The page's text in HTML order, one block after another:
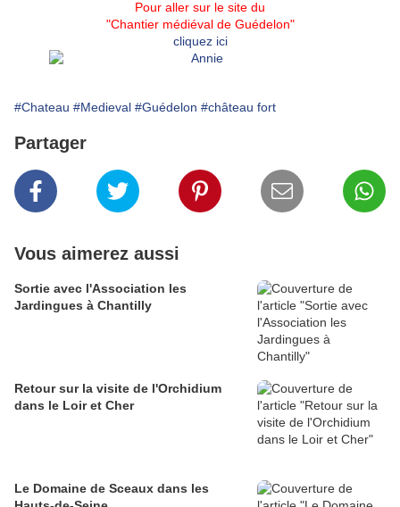
Pour aller sur le site du
"Chantier médiéval de Guédelon"
cliquez ici
#Chateau #Medieval #Guédelon #château fort
Partager
Vous aimerez aussi
Sortie avec l'Association les
Jardingues à Chantilly
Retour sur la visite de l'Orchidium
dans le Loir et Cher
Le Domaine de Sceaux dans les